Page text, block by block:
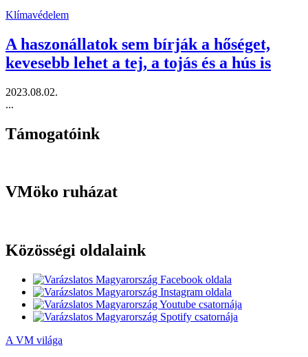
Klímavédelem
A haszonállatok sem bírják a hőséget,
kevesebb lehet a tej, a tojás és a hús is
2023.08.02.
...
Támogatóink
VMöko ruházat
Közösségi oldalaink
A VM világa